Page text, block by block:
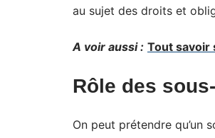
au sujet des droits et
A voir aussi : Tout savoir
Rôle des
On peut prétendre qu’un